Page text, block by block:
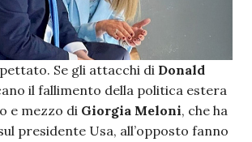
Se gli attacchi di Donald
il fallimento della politica estera
e mezzo di Giorgia Meloni, che ha
presidente Usa, all’opposto fanno